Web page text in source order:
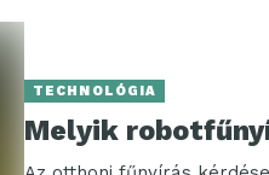
TECHNOLÓGIA
Melyik